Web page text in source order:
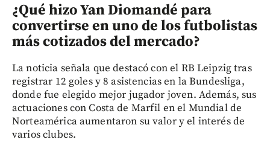
¿Qué hizo Yan Diomandé para
convertirse en uno de los futbolistas
más cotizados del mercado?
La noticia señala que destacó con el RB Leipzig tras
registrar 12 goles y 8 asistencias en la Bundesliga,
donde fue elegido mejor jugador joven. Además, sus
actuaciones con Costa de Marfil en el Mundial de
Norteamérica aumentaron su valor y el interés de
varios clubes.